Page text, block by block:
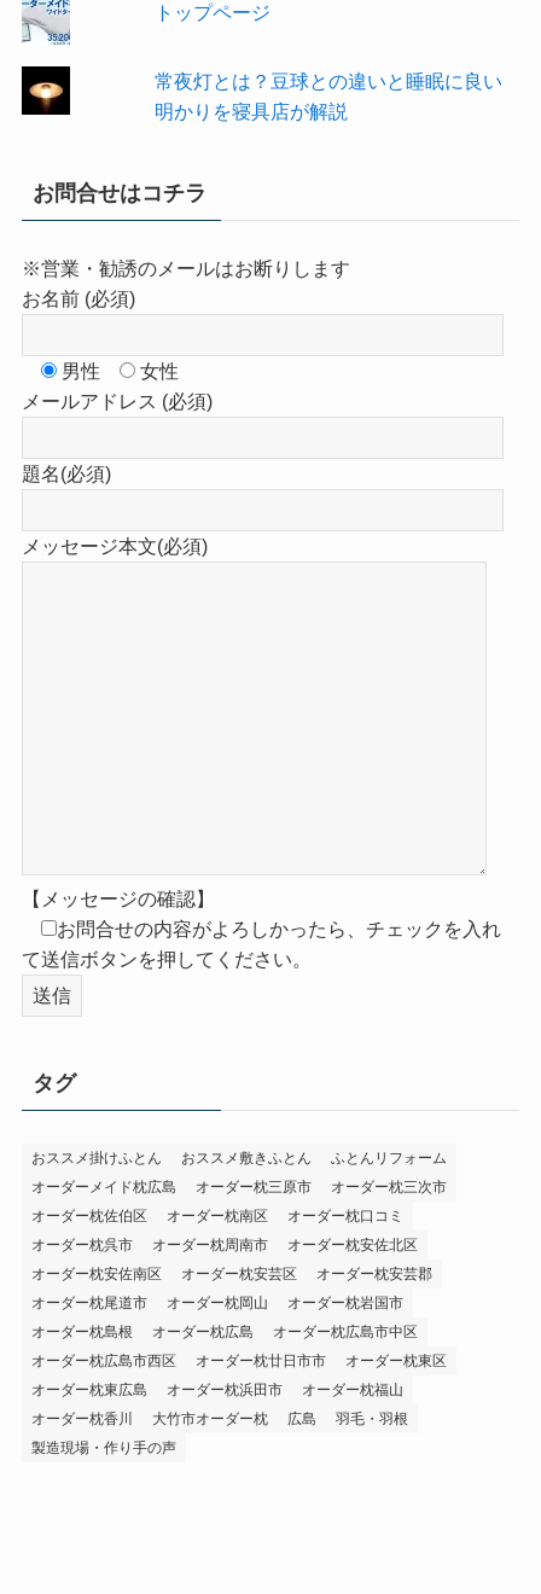
トップページ
常夜灯とは？豆球との違いと睡眠に良い
明かりを寝具店が解説
お問合せはコチラ
※営業・勧誘のメールはお断りします
お名前 (必須)
男性
女性
メールアドレス (必須)
題名(必須)
メッセージ本文(必須)
【メッセージの確認】
お問合せの内容がよろしかったら、チェックを入れ
て送信ボタンを押してください。
タグ
おススメ掛けふとん おススメ敷きふとん
ふとんリフォーム
オーダーメイド枕広島
オーダー枕三原市
オーダー枕三次市
オーダー枕佐伯区
オーダー枕南区
オーダー枕口コミ
オーダー枕呉市
オーダー枕周南市
オーダー枕安佐北区
オーダー枕安佐南区
オーダー枕安芸区
オーダー枕安芸郡
オーダー枕尾道市
オーダー枕岡山
オーダー枕岩国市
オーダー枕島根
オーダー枕広島
オーダー枕広島市中区
オーダー枕広島市西区
オーダー枕廿日市市
オーダー枕東区
オーダー枕東広島
オーダー枕浜田市
オーダー枕福山
オーダー枕香川
大竹市オーダー枕 広島
羽毛・羽根
製造現場・作り手の声